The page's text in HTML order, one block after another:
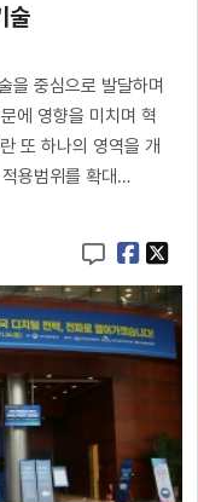
술
중심으로 발달하며
에 영향을 미치며 혁
또 하나의 영역을 개
용범위를 확대…